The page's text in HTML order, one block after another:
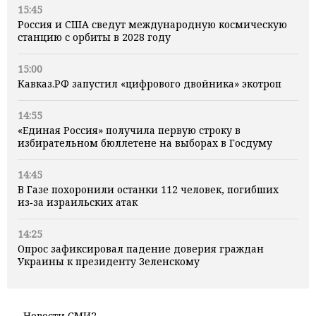
15:45
Россия и США сведут международную космическую
станцию с орбиты в 2028 году
15:00
Кавказ.РФ запустил «цифрового двойника» экотроп
14:55
«Единая Россия» получила первую строку в
избирательном бюллетене на выборах в Госдуму
14:45
В Газе похоронили останки 112 человек, погибших
из‑за израильских атак
14:25
Опрос зафиксировал падение доверия граждан
Украины к президенту Зеленскому